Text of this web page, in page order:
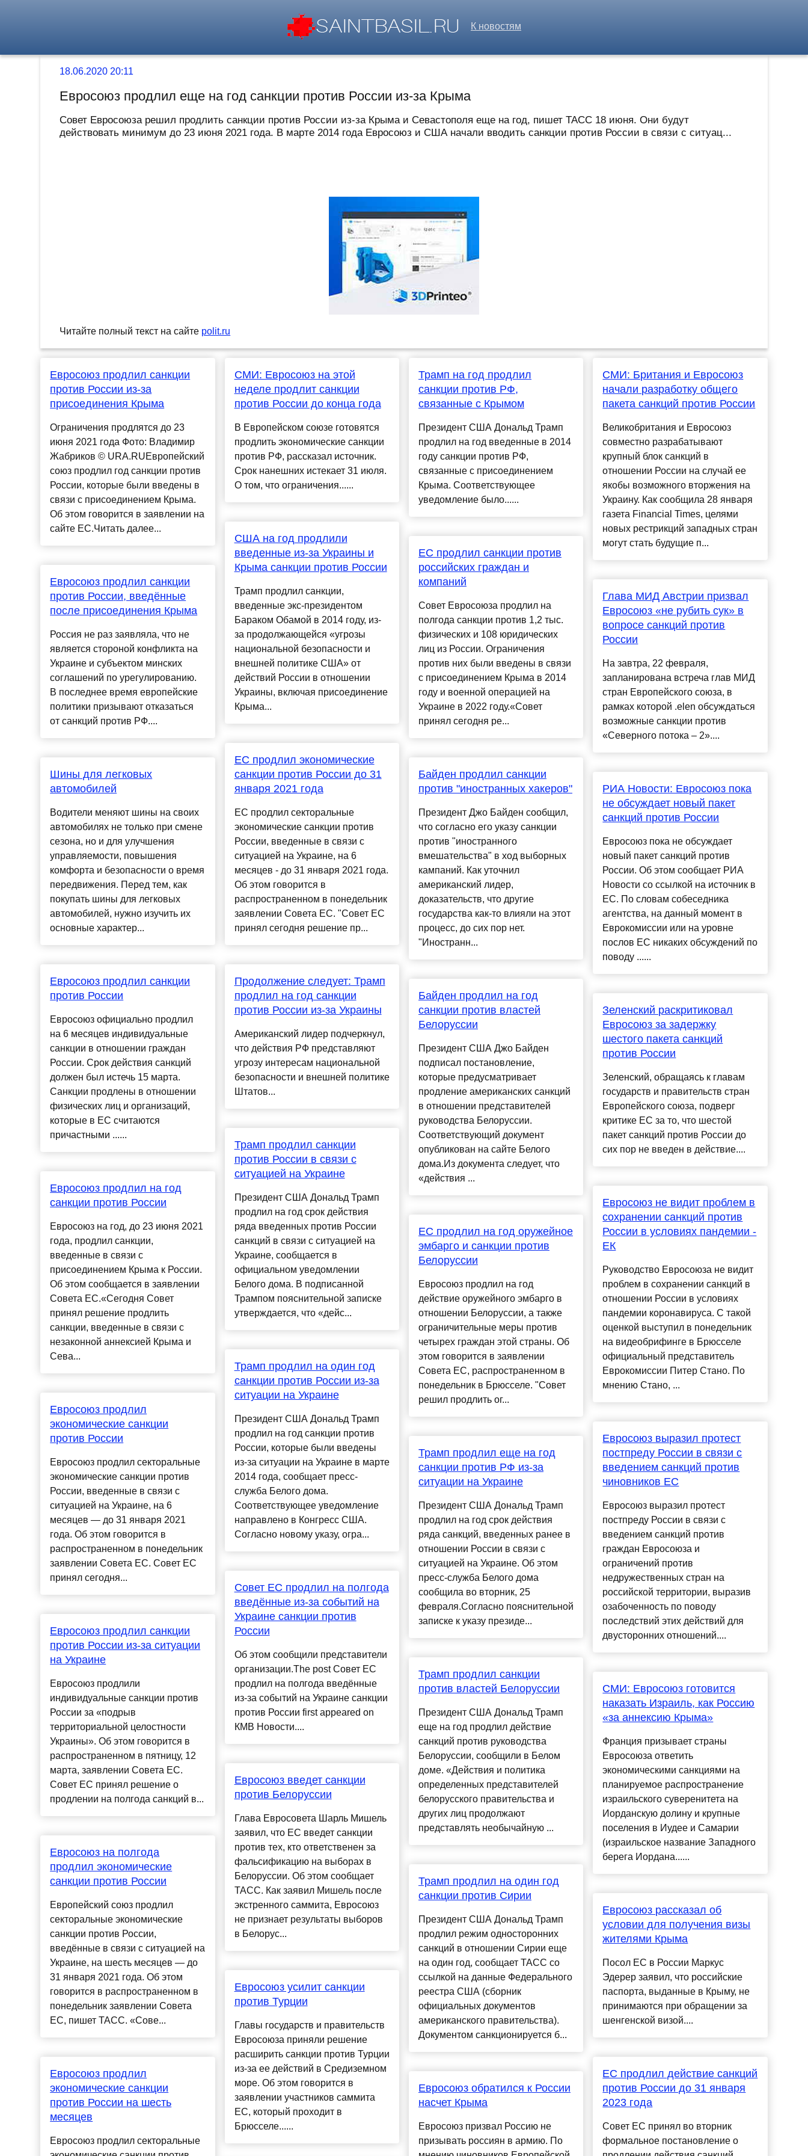
К новостям
18.06.2020 20:11
Евросоюз продлил еще на год санкции против России из-за Крыма
Совет Евросоюза решил продлить санкции против России из-за Крыма и Севастополя еще на год, пишет ТАСС 18 июня. Они будут
действовать минимум до 23 июня 2021 года. В марте 2014 года Евросоюз и США начали вводить санкции против России в связи с ситуац...
Читайте полный текст на сайте polit.ru
Евросоюз продлил санкции
против России из-за
присоединения Крыма
Ограничения продлятся до 23
июня 2021 года Фото: Владимир
Жабриков © URA.RUЕвропейский
союз продлил год санкции против
России, которые были введены в
связи с присоединением Крыма.
Об этом говорится в заявлении на
сайте ЕС.Читать далее...
Евросоюз продлил санкции
против России, введённые
после присоединения Крыма
Россия не раз заявляла, что не
является стороной конфликта на
Украине и субъектом минских
соглашений по урегулированию.
В последнее время европейские
политики призывают отказаться
от санкций против РФ....
Шины для легковых
автомобилей
Водители меняют шины на своих
автомобилях не только при смене
сезона, но и для улучшения
управляемости, повышения
комфорта и безопасности о время
передвижения. Перед тем, как
покупать шины для легковых
автомобилей, нужно изучить их
основные характер...
Евросоюз продлил санкции
против России
Евросоюз официально продлил
на 6 месяцев индивидуальные
санкции в отношении граждан
России. Срок действия санкций
должен был истечь 15 марта.
Санкции продлены в отношении
физических лиц и организаций,
которые в ЕС считаются
причастными ......
Евросоюз продлил на год
санкции против России
Евросоюз на год, до 23 июня 2021
года, продлил санкции,
введенные в связи с
присоединением Крыма к России.
Об этом сообщается в заявлении
Совета ЕС.«Сегодня Совет
принял решение продлить
санкции, введенные в связи с
незаконной аннексией Крыма и
Сева...
Евросоюз продлил
экономические санкции
против России
Евросоюз продлил секторальные
экономические санкции против
России, введенные в связи с
ситуацией на Украине, на 6
месяцев — до 31 января 2021
года. Об этом говорится в
распространенном в понедельник
заявлении Совета ЕС. Совет ЕС
принял сегодня...
Евросоюз продлил санкции
против России из-за ситуации
на Украине
Евросоюз продлили
индивидуальные санкции против
России за «подрыв
территориальной целостности
Украины». Об этом говорится в
распространенном в пятницу, 12
марта, заявлении Совета ЕС.
Совет ЕС принял решение о
продлении на полгода санкций в...
Евросоюз на полгода
продлил экономические
санкции против России
Европейский союз продлил
секторальные экономические
санкции против России,
введённые в связи с ситуацией на
Украине, на шесть месяцев — до
31 января 2021 года. Об этом
говорится в распространенном в
понедельник заявлении Совета
ЕС, пишет ТАСС. «Сове...
Евросоюз продлил
экономические санкции
против России на шесть
месяцев
Евросоюз продлил секторальные
СМИ: Евросоюз на этой
неделе продлит санкции
против России до конца года
В Европейском союзе готовятся
продлить экономические санкции
против РФ, рассказал источник.
Срок нанешних истекает 31 июля.
О том, что ограничения......
США на год продлили
введенные из-за Украины и
Крыма санкции против России
Трамп продлил санкции,
введенные экс-президентом
Бараком Обамой в 2014 году, из-
за продолжающейся «угрозы
национальной безопасности и
внешней политике США» от
действий России в отношении
Украины, включая присоединение
Крыма...
ЕС продлил экономические
санкции против России до 31
января 2021 года
ЕС продлил секторальные
экономические санкции против
России, введенные в связи с
ситуацией на Украине, на 6
месяцев - до 31 января 2021 года.
Об этом говорится в
распространенном в понедельник
заявлении Совета ЕС. "Совет ЕС
принял сегодня решение пр...
Продолжение следует: Трамп
продлил на год санкции
против России из-за Украины
Американский лидер подчеркнул,
что действия РФ представляют
угрозу интересам национальной
безопасности и внешней политике
Штатов...
Трамп продлил санкции
против России в связи с
ситуацией на Украине
Президент США Дональд Трамп
продлил на год срок действия
ряда введенных против России
санкций в связи с ситуацией на
Украине, сообщается в
официальном уведомлении
Белого дома. В подписанной
Трампом пояснительной записке
утверждается, что «дейс...
Трамп продлил на один год
санкции против России из-за
ситуации на Украине
Президент США Дональд Трамп
продлил на год санкции против
России, которые были введены
из-за ситуации на Украине в марте
2014 года, сообщает пресс-
служба Белого дома.
Соответствующее уведомление
направлено в Конгресс США.
Согласно новому указу, огра...
Совет ЕС продлил на полгода
введённые из-за событий на
Украине санкции против
России
Об этом сообщили представители
организации.The post Совет ЕС
продлил на полгода введённые
из-за событий на Украине санкции
против России first appeared on
КМВ Новости....
Евросоюз введет санкции
против Белоруссии
Глава Евросовета Шарль Мишель
заявил, что ЕС введет санкции
против тех, кто ответственен за
фальсификацию на выборах в
Белоруссии. Об этом сообщает
ТАСС. ​Как заявил Мишель после
экстренного саммита, Евросоюз
не признает результаты выборов
в Белорус...
Евросоюз усилит санкции
против Турции
Главы государств и правительств
Евросоюза приняли решение
расширить санкции против Турции
из-за ее действий в Средиземном
море. Об этом говорится в
заявлении участников саммита
ЕС, который проходит в
Брюсселе......
Трамп на год продлил
санкции против РФ,
связанные с Крымом
Президент США Дональд Трамп
продлил на год введенные в 2014
году санкции против РФ,
связанные с присоединением
Крыма. Соответствующее
уведомление было......
ЕС продлил санкции против
российских граждан и
компаний
Совет Евросоюза продлил на
полгода санкции против 1,2 тыс.
физических и 108 юридических
лиц из России. Ограничения
против них были введены в связи
с присоединением Крыма в 2014
году и военной операцией на
Украине в 2022 году.«Совет
принял сегодня ре...
Байден продлил санкции
против "иностранных хакеров"
Президент Джо Байден сообщил,
что согласно его указу санкции
против "иностранного
вмешательства" в ход выборных
кампаний. Как уточнил
американский лидер,
доказательств, что другие
государства как-то влияли на этот
процесс, до сих пор нет.
"Иностранн...
Байден продлил на год
санкции против властей
Белоруссии
Президент США Джо Байден
подписал постановление,
которые предусматривает
продление американских санкций
в отношении представителей
руководства Белоруссии.
Соответствующий документ
опубликован на сайте Белого
дома.Из документа следует, что
«действия ...
ЕС продлил на год оружейное
эмбарго и санкции против
Белоруссии
Евросоюз продлил на год
действие оружейного эмбарго в
отношении Белоруссии, а также
ограничительные меры против
четырех граждан этой страны. Об
этом говорится в заявлении
Совета ЕС, распространенном в
понедельник в Брюсселе. "Совет
решил продлить ог...
Трамп продлил еще на год
санкции против РФ из-за
ситуации на Украине
Президент США Дональд Трамп
продлил на год срок действия
ряда санкций, введенных ранее в
отношении России в связи с
ситуацией на Украине. Об этом
пресс-служба Белого дома
сообщила во вторник, 25
февраля.Согласно пояснительной
записке к указу президе...
Трамп продлил санкции
против властей Белоруссии
Президент США Дональд Трамп
еще на год продлил действие
санкций против руководства
Белоруссии, сообщили в Белом
доме. «Действия и политика
определенных представителей
белорусского правительства и
других лиц продолжают
представлять необычайную ...
Трамп продлил на один год
санкции против Сирии
Президент США Дональд Трамп
продлил режим односторонних
санкций в отношении Сирии еще
на один год, сообщает ТАСС со
ссылкой на данные Федерального
реестра США (сборник
официальных документов
американского правительства).
Документом санкционируется б...
Евросоюз обратился к России
насчет Крыма
Евросоюз призвал Россию не
призывать россиян в армию. По
СМИ: Британия и Евросоюз
начали разработку общего
пакета санкций против России
Великобритания и Евросоюз
совместно разрабатывают
крупный блок санкций в
отношении России на случай ее
якобы возможного вторжения на
Украину. Как сообщила 28 января
газета Financial Times, целями
новых рестрикций западных стран
могут стать будущие п...
Глава МИД Австрии призвал
Евросоюз «не рубить сук» в
вопросе санкций против
России
На завтра, 22 февраля,
запланирована встреча глав МИД
стран Европейского союза, в
рамках которой .elen обсуждаться
возможные санкции против
«Северного потока – 2»....
РИА Новости: Евросоюз пока
не обсуждает новый пакет
санкций против России
Евросоюз пока не обсуждает
новый пакет санкций против
России. Об этом сообщает РИА
Новости со ссылкой на источник в
ЕС. По словам собеседника
агентства, на данный момент в
Еврокомиссии или на уровне
послов ЕС никаких обсуждений по
поводу ......
Зеленский раскритиковал
Евросоюз за задержку
шестого пакета санкций
против России
Зеленский, обращаясь к главам
государств и правительств стран
Европейского союза, подверг
критике ЕС за то, что шестой
пакет санкций против России до
сих пор не введен в действие....
Евросоюз не видит проблем в
сохранении санкций против
России в условиях пандемии -
ЕК
Руководство Евросоюза не видит
проблем в сохранении санкций в
отношении России в условиях
пандемии коронавируса. С такой
оценкой выступил в понедельник
на видеобрифинге в Брюсселе
официальный представитель
Еврокомиссии Питер Стано. По
мнению Стано, ...
Евросоюз выразил протест
постпреду России в связи с
введением санкций против
чиновников ЕС
Евросоюз выразил протест
постпреду России в связи с
введением санкций против
граждан Евросоюза и
ограничений против
недружественных стран на
российской территории, выразив
озабоченность по поводу
последствий этих действий для
двусторонних отношений....
СМИ: Евросоюз готовится
наказать Израиль, как Россию
«за аннексию Крыма»
Франция призывает страны
Евросоюза ответить
экономическими санкциями на
планируемое распространение
израильского суверенитета на
Иорданскую долину и крупные
поселения в Иудее и Самарии
(израильское название Западного
берега Иордана......
Евросоюз рассказал об
условии для получения визы
жителями Крыма
Посол ЕС в России Маркус
Эдерер заявил, что российские
паспорта, выданные в Крыму, не
принимаются при обращении за
шенгенской визой....
ЕС продлил действие санкций
против России до 31 января
2023 года
Совет ЕС принял во вторник
формальное постановление о